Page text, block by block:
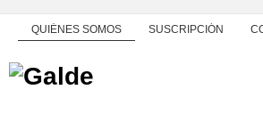
QUIÉNES SOMOS SUSCRIPCIÓN